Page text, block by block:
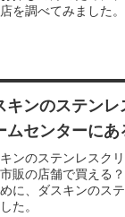
を調べてみました。
キンのステンレ
ムセンターにあ
ンのステンレスク
販の店舗で買える
に、ダスキンのス
た。